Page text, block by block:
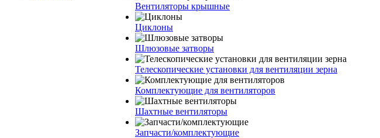
Вентиляторы крышные
Циклоны
Шлюзовые затворы
Телескопические установки для вентиляции зерна
Комплектующие для вентиляторов
Шахтные вентиляторы
Запчасти/комплектующие